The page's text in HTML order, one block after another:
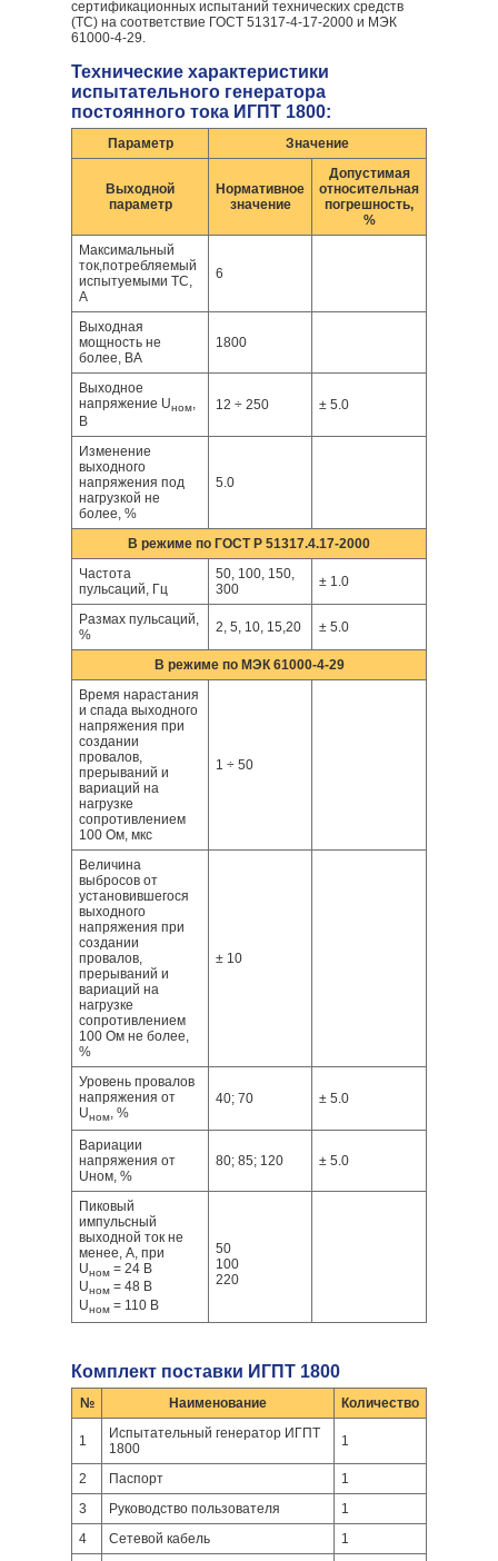
сертификационных испытаний технических средств
(ТС) на соответствие ГОСТ 51317-4-17-2000 и МЭК
61000-4-29.
Технические характеристики
испытательного генератора
постоянного тока ИГПТ 1800:
Параметр Значение
Выходной
параметр
Нормативное
значение
Допустимая
относительная
погрешность,
%
Максимальный
ток,потребляемый
испытуемыми ТС,
А
6
Выходная
мощность не
более, ВА
1800
Выходное
напряжение Uном,
В
12 ÷ 250 ± 5.0
Изменение
выходного
напряжения под
нагрузкой не
более, %
5.0
В режиме по ГОСТ Р 51317.4.17-2000
Частота
пульсаций, Гц
50, 100, 150,
300
± 1.0
Размах пульсаций,
%
2, 5, 10, 15,20 ± 5.0
В режиме по МЭК 61000-4-29
Время нарастания
и спада выходного
напряжения при
создании
провалов,
прерываний и
вариаций на
нагрузке
сопротивлением
100 Ом, мкс
1 ÷ 50
Величина
выбросов от
установившегося
выходного
напряжения при
создании
провалов,
прерываний и
вариаций на
нагрузке
сопротивлением
100 Ом не более,
%
± 10
Уровень провалов
напряжения от
Uном, %
40; 70 ± 5.0
Вариации
напряжения от
Uном, %
80; 85; 120 ± 5.0
Пиковый
импульсный
выходной ток не
менее, А, при
Uном = 24 В
Uном = 48 В
Uном = 110 В
50
100
220
Комплект поставки ИГПТ 1800
№ Наименование Количество
1
Испытательный генератор ИГПТ
1800
1
2 Паспорт
1
3
Руководство пользователя
1
4
Сетевой кабель 1